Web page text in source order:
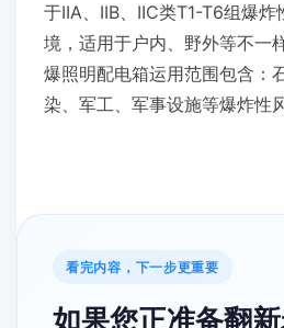
于IIA、IIB、IIC类T1-T6组爆
境，适用于户内、野外等不一
爆照明配电箱运用范围包含：
染、军工、军事设施等爆炸性
看完内容，下一步更重要
如果您正准备翻